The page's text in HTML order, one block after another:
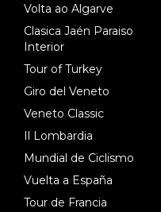
Volta ao Algarve
Clasica Jaén Paraiso
Interior
Tour of Turkey
Giro del Veneto
Veneto Classic
Il Lombardia
Mundial de Ciclismo
Vuelta a España
Tour de Francia